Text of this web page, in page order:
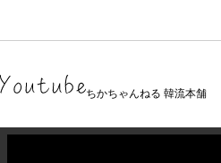
ちかちゃんねる 韓流本舗